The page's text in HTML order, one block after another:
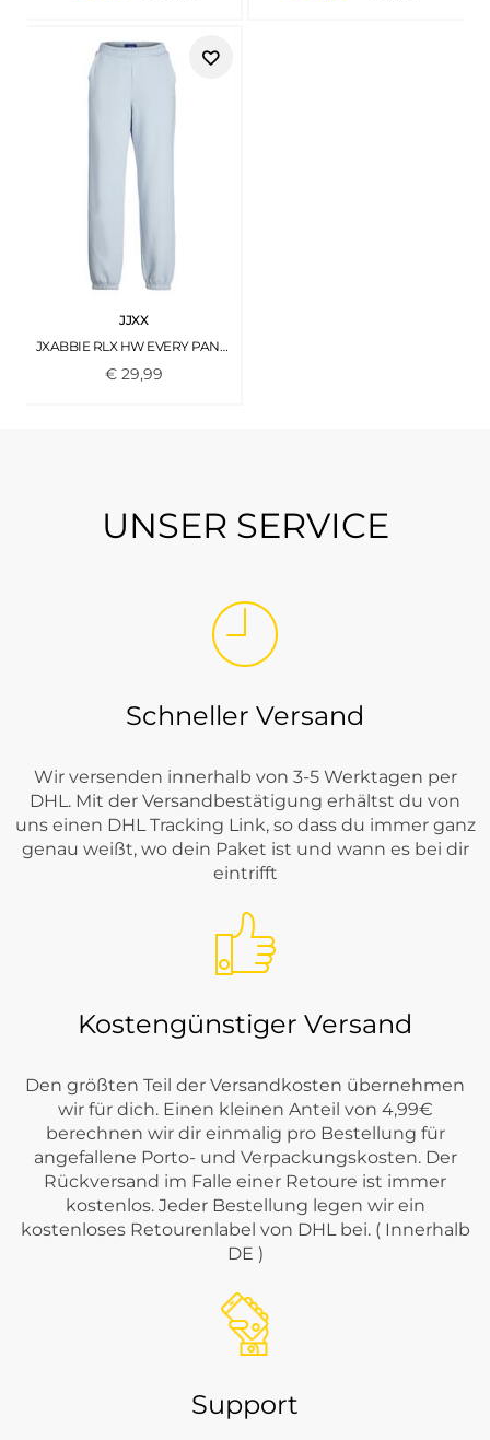
JJXX
JXABBIE RLX HW EVERY PANTS SWT NOOS SKYWAY
€ 29,99
UNSER SERVICE
Schneller Versand
Wir versenden innerhalb von 3-5 Werktagen per
DHL. Mit der Versandbestätigung erhältst du von
uns einen DHL Tracking Link, so dass du immer ganz
genau weißt, wo dein Paket ist und wann es bei dir
eintrifft
Kostengünstiger Versand
Den größten Teil der Versandkosten übernehmen
wir für dich. Einen kleinen Anteil von 4,99€
berechnen wir dir einmalig pro Bestellung für
angefallene Porto- und Verpackungskosten. Der
Rückversand im Falle einer Retoure ist immer
kostenlos. Jeder Bestellung legen wir ein
kostenloses Retourenlabel von DHL bei. ( Innerhalb
DE )
Support